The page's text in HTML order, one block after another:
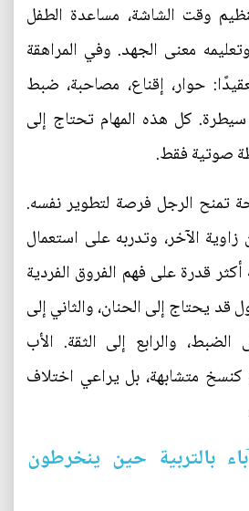
وقت الشاشة، مساعدة الطفل
معنى الجهد. وفي المراهقة
حوار، إقناع، مصاحبة، ضبط
كل هذه المهام تحتاج إلى
صوتية فقط.
تمنح الرجل فرصة لتطوير نفسه.
الآخر، وتدربه على استعمال
أكثر قدرة على فهم الفروق الفردية
قد يحتاج إلى الحنان، والثاني إلى
الضبط، والرابع إلى الثقة. الأب
كنسخ متشابهة، بل يراعي اختلاف
بالتربية حين ينخرطون